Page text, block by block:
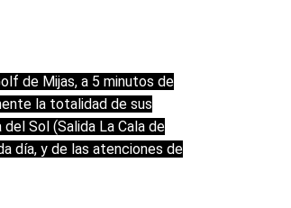
de Mijas, a 5 minutos de
la totalidad de sus
Sol (Salida La Cala de
día, y de las atenciones de